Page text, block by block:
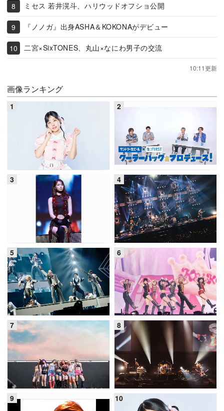
ミセス 若井滉斗、ハリウッドオフショ公開
『ノノガ』出身ASHA＆KOKONAがデビュー
二宮×SixTONES、丸山×なにわ男子の交流
10:11更新
画像ランキング